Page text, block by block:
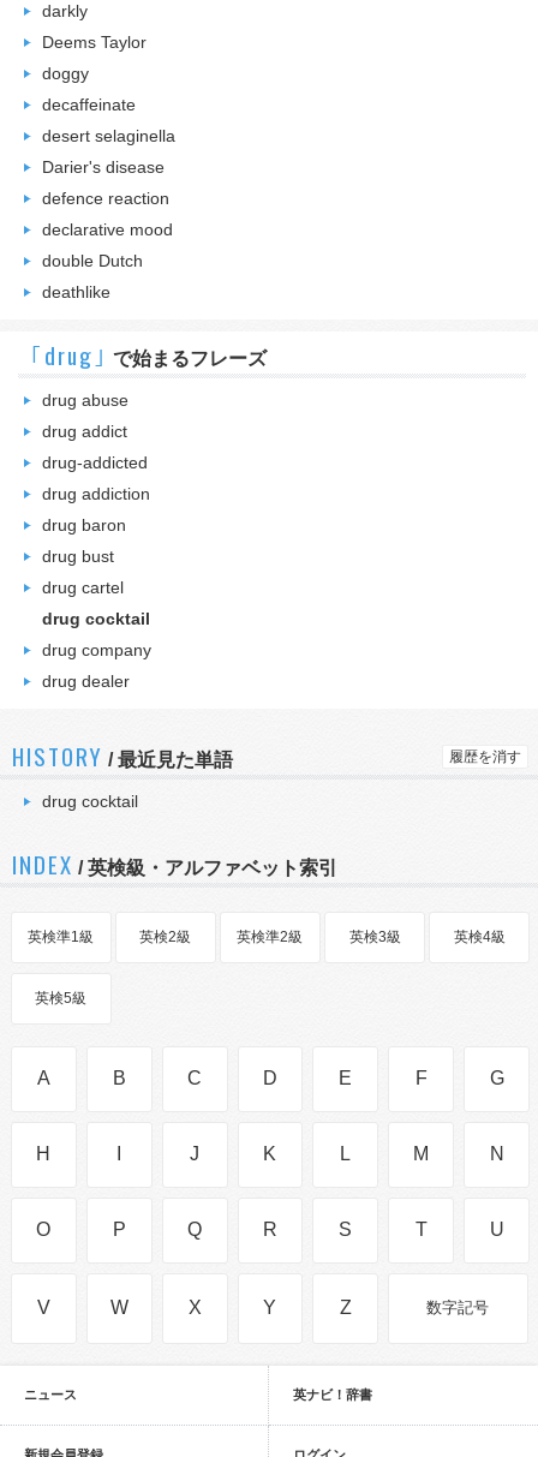
darkly
Deems Taylor
doggy
decaffeinate
desert selaginella
Darier's disease
defence reaction
declarative mood
double Dutch
deathlike
｢drug｣ で始まるフレーズ
drug abuse
drug addict
drug-addicted
drug addiction
drug baron
drug bust
drug cartel
drug cocktail
drug company
drug dealer
HISTORY /最近見た単語 履歴を消す
drug cocktail
INDEX / 英検級・アルファベット索引
英検準1級 英検2級 英検準2級 英検3級 英検4級
英検5級
A B C D E F G
H J K L M N
O P Q R S T U
V W X Y Z 数字記号
ニュース 英ナビ！辞書